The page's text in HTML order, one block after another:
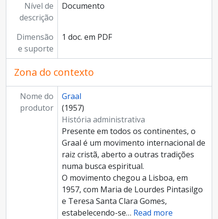
Nível de
descrição
Documento
Dimensão
e suporte
1 doc. em PDF
Zona do contexto
Nome do
produtor
Graal
(1957)
História administrativa
Presente em todos os continentes, o
Graal é um movimento internacional de
raiz cristã, aberto a outras tradições
numa busca espiritual.
O movimento chegou a Lisboa, em
1957, com Maria de Lourdes Pintasilgo
e Teresa Santa Clara Gomes,
estabelecendo-se… Read more